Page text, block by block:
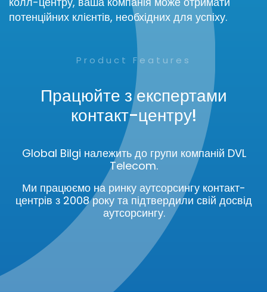
потенційних клієнтів, необхідних для успіху.
Product Features
Працюйте з експертами
контакт-центру!
Global Bilgi належить до групи компаній DVL
Telecom.
Ми працюємо на ринку аутсорсингу контакт-
центрів з 2008 року та підтвердили свій досвід
аутсорсингу.